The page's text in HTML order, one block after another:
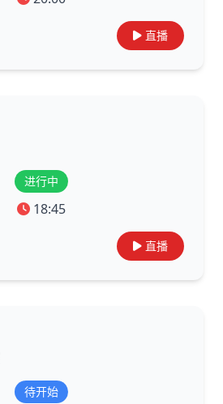
直播
进行中
18:45
直播
待开始